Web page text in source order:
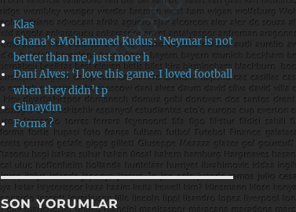
Klas
Ghana’s Mohammed Kudus: ‘Neymar is not
better than me, just more h
Dani Alves: ‘I love this game. I loved football
when they didn’t p
Günaydın
Forma ?
SON YORUMLAR